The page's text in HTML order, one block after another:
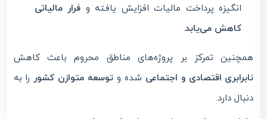
انگیزه پرداخت مالیات افزایش یافته و فرار مالیاتی
کاهش می‌یابد.
همچنین تمرکز بر پروژه‌های مناطق محروم باعث کاهش
نابرابری اقتصادی و اجتماعی شده و توسعه متوازن کشور را به
دنبال دارد.